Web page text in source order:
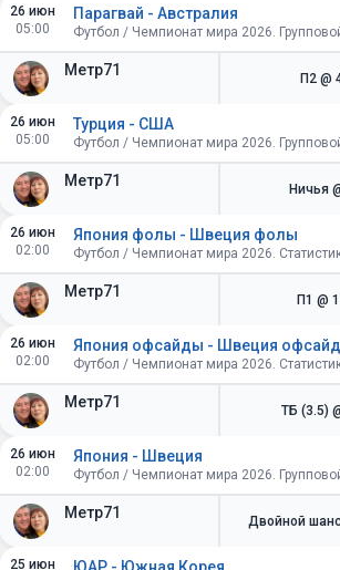
26 июн
05:00
Метр71
Парагвай - Австралия
П2 @
26 июн
05:00
Метр71
Турция - США
Ничья
26 июн
02:00
Метр71
Япония фолы - Швеция фолы
Футбол / Чемпионат мира 2026.
П1 @
26 июн
02:00
Метр71
Япония офсайды - Швеция
Футбол / Чемпионат мира 2026.
ТБ (3.5)
26 июн
02:00
Метр71
Япония - Швеция
Двойной
25 июн